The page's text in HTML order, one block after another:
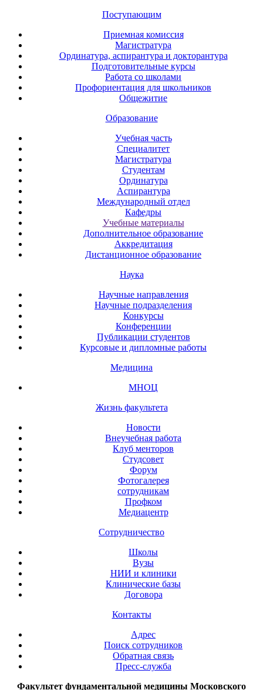
Поступающим
Приемная комиссия
Магистратура
Ординатура, аспирантура и докторантура
Подготовительные курсы
Работа со школами
Профориентация для школьников
Общежитие
Образование
Учебная часть
Специалитет
Магистратура
Студентам
Ординатура
Аспирантура
Международный отдел
Кафедры
Учебные материалы
Дополнительное образование
Аккредитация
Дистанционное образование
Наука
Научные направления
Научные подразделения
Конкурсы
Конференции
Публикации студентов
Курсовые и дипломные работы
Медицина
МНОЦ
Жизнь факультета
Новости
Внеучебная работа
Клуб менторов
Студсовет
Форум
Фотогалерея
сотрудникам
Профком
Медиацентр
Сотрудничество
Школы
Вузы
НИИ и клиники
Клинические базы
Договора
Контакты
Адрес
Поиск сотрудников
Обратная связь
Пресс-служба
Факультет фундаментальной медицины Московского